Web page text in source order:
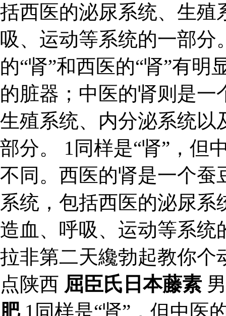
括西医的泌尿系统、生殖
吸、运动等系统的一部分
的“肾”和西医的“肾”有
的脏器；中医的肾则是
生殖系统、内分泌系统以
部分。 1同样是“肾”，但
不同。西医的肾是一个蚕
系统，包括西医的泌尿
造血、呼吸、运动等系
拉非第二天纔勃起教你个
点陕西 屈臣氏日本藤素
肥1同样是“肾”，但中医